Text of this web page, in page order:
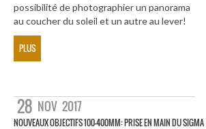
possibilité de photographier un panorama
au coucher du soleil et un autre au lever!
PLUS
28 NOV 2017
NOUVEAUX OBJECTIFS 100-400MM: PRISE EN MAIN DU SIGMA